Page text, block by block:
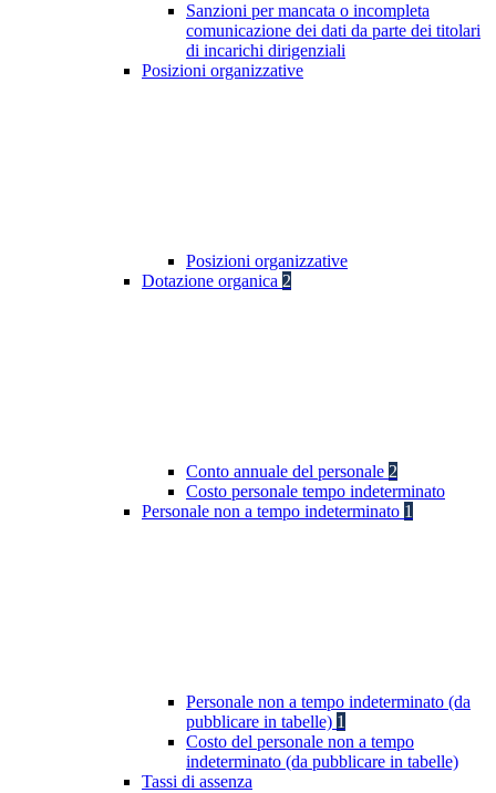
Sanzioni per mancata o incompleta
comunicazione dei dati da parte dei titolari
di incarichi dirigenziali
Posizioni organizzative
Posizioni organizzative
Dotazione organica 2
Conto annuale del personale 2
Costo personale tempo indeterminato
Personale non a tempo indeterminato 1
Personale non a tempo indeterminato (da
pubblicare in tabelle) 1
Costo del personale non a tempo
indeterminato (da pubblicare in tabelle)
Tassi di assenza